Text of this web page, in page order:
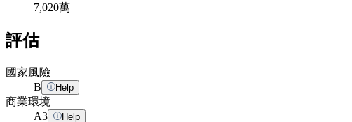
7,020萬
評估
國家風險
B
Help
商業環境
A3 Help